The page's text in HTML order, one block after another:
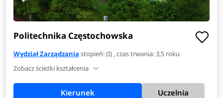
Politechnika Częstochowska
Wydział Zarządzania stopień: (I) , czas trwania: 3,5 roku
Zobacz ścieżki kształcenia
Kierunek Uczelnia